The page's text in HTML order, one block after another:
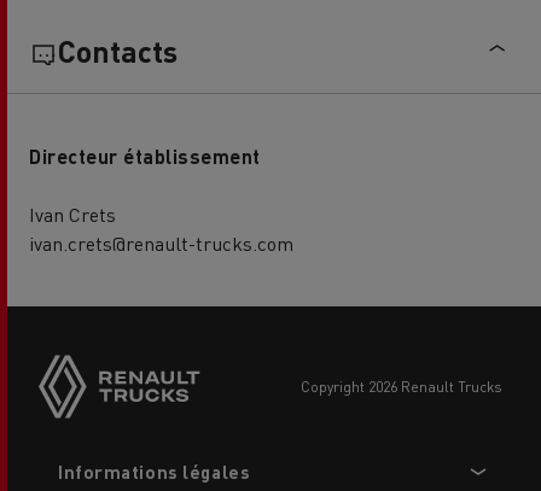
Contacts
Directeur établissement
Ivan Crets
ivan.crets@renault-trucks.com
buttons
copyright 2026 Renault Trucks
menu
Informations légales